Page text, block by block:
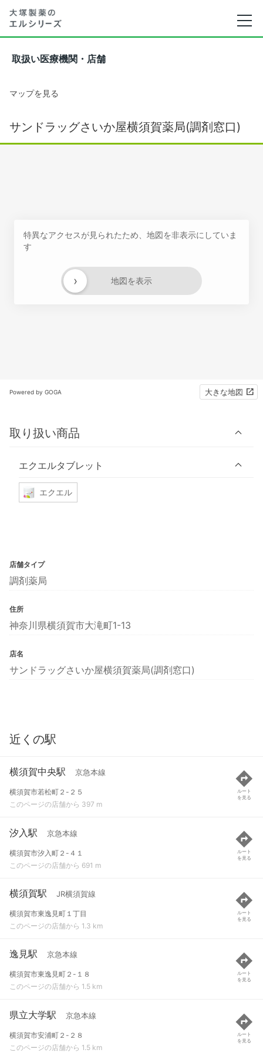
取扱い医療機関・店舗
マップを見る
サンドラッグさいか屋横須賀薬局(調剤窓口)
特異なアクセスが見られたため、地図を非表示にしていま
す
地図を表示
›
Powered by GOGA 大きな地図
取り扱い商品
エクエルタブレット
エクエル
店舗タイプ
調剤薬局
住所
神奈川県横須賀市大滝町1-13
店名
サンドラッグさいか屋横須賀薬局(調剤窓口)
近くの駅
横須賀中央駅 京急本線
横須賀市若松町２-２５
このページの店舗から 397 m
ルート
を見る
汐入駅 京急本線
横須賀市汐入町２-４１
このページの店舗から 691 m
ルート
を見る
横須賀駅 JR横須賀線
横須賀市東逸見町１丁目
このページの店舗から 1.3 km
ルート
を見る
逸見駅 京急本線
横須賀市東逸見町２-１８
このページの店舗から 1.5 km
ルート
を見る
県立大学駅 京急本線
横須賀市安浦町２-２８
このページの店舗から 1.5 km
ルート
を見る